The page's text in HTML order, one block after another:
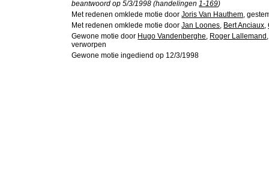
beantwoord op 5/3/1998 (handelingen1-169)
Met redenen omklede motie doorJoris Van Hauthem,
Met redenen omklede motie doorJan Loones, Bert Anciaux,
Gewone motie door Hugo Vandenberghe, Roger Lallemand
verworpen
Gewone motie ingediend op 12/3/1998